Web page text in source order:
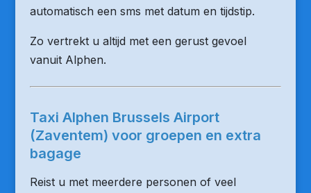
automatisch een sms met datum en tijdstip.
Zo vertrekt u altijd met een gerust gevoel
vanuit Alphen.
Taxi Alphen Brussels Airport
(Zaventem) voor groepen en extra
bagage
Reist u met meerdere personen of veel